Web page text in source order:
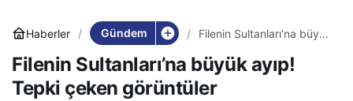
Haberler Gündem
Filenin Sultanları’na büyük
görüntüler
Filenin Sultanları’na büyük ayıp!
Tepki çeken görüntüler